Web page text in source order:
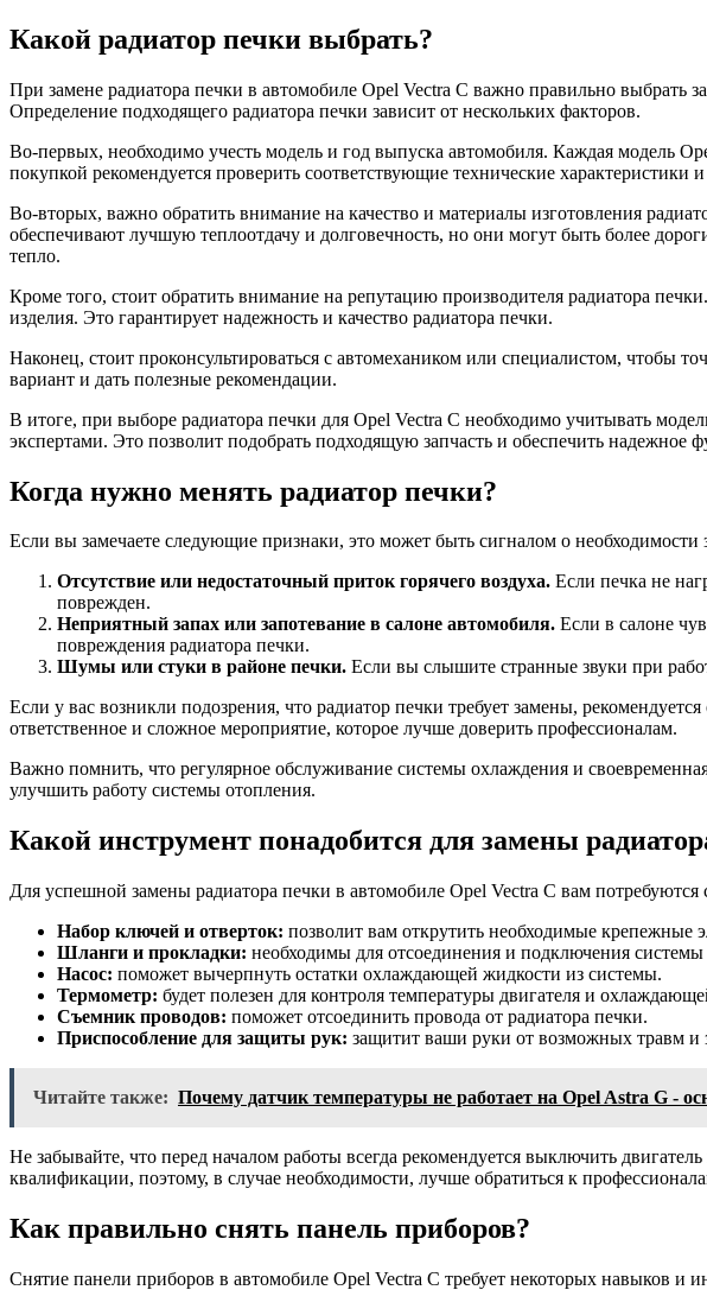
Какой радиатор печки выбрать?
При замене радиатора печки в автомобиле Opel Vectra C важно правильно выбрать
Определение подходящего радиатора печки зависит от нескольких факторов.
Во-первых, необходимо учесть модель и год выпуска автомобиля. Каждая модель
покупкой рекомендуется проверить соответствующие технические характеристики
Во-вторых, важно обратить внимание на качество и материалы изготовления
обеспечивают лучшую теплоотдачу и долговечность, но они могут быть более
тепло.
Кроме того, стоит обратить внимание на репутацию производителя радиатора
изделия. Это гарантирует надежность и качество радиатора печки.
Наконец, стоит проконсультироваться с автомехаником или специалистом, чтобы
вариант и дать полезные рекомендации.
В итоге, при выборе радиатора печки для Opel Vectra C необходимо учитывать
экспертами. Это позволит подобрать подходящую запчасть и обеспечить
Когда нужно менять радиатор печки?
Если вы замечаете следующие признаки, это может быть сигналом о необходимости
Отсутствие или недостаточный приток горячего воздуха. Если печка не
поврежден.
Неприятный запах или запотевание в салоне автомобиля. Если в салоне
повреждения радиатора печки.
Шумы или стуки в районе печки. Если вы слышите странные звуки при
Если у вас возникли подозрения, что радиатор печки требует замены,
ответственное и сложное мероприятие, которое лучше доверить профессионалам.
Важно помнить, что регулярное обслуживание системы охлаждения и
улучшить работу системы отопления.
Какой инструмент понадобится для замены
Для успешной замены радиатора печки в автомобиле Opel Vectra C вам
Набор ключей и отверток: позволит вам открутить необходимые крепежные
Шланги и прокладки: необходимы для отсоединения и подключения
Насос: поможет вычерпнуть остатки охлаждающей жидкости из системы.
Термометр: будет полезен для контроля температуры двигателя и
Съемник проводов: поможет отсоединить провода от радиатора печки.
Приспособление для защиты рук: защитит ваши руки от возможных травм и
Читайте также: Почему датчик температуры не работает на Opel Astra G -
Не забывайте, что перед началом работы всегда рекомендуется выключить
квалификации, поэтому, в случае необходимости, лучше обратиться к
Как правильно снять панель приборов?
Снятие панели приборов в автомобиле Opel Vectra C требует некоторых навыков